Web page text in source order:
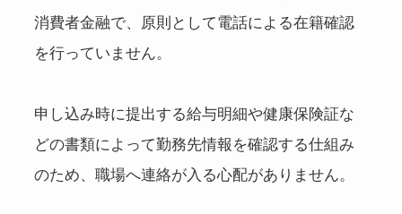
消費者金融で、原則として電話による在籍確認
を行っていません。
申し込み時に提出する給与明細や健康保険証な
どの書類によって勤務先情報を確認する仕組み
のため、職場へ連絡が入る心配がありません。